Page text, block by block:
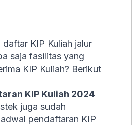
KIP Kuliah jalur
saja fasilitas yang
KIP Kuliah? Berikut
KIP Kuliah 2024
juga sudah
pendaftaran KIP